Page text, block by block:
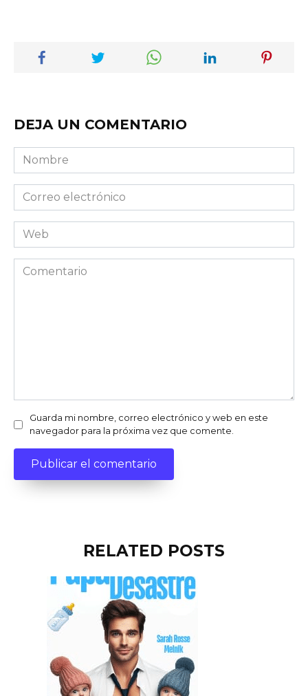
DEJA UN COMENTARIO
Nombre
Correo
electrónico
Web
Comentario
Guarda mi nombre, correo electrónico y web en este
navegador para la próxima vez que comente.
RELATED POSTS